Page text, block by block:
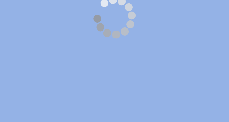
何階建てをご希望ですか？